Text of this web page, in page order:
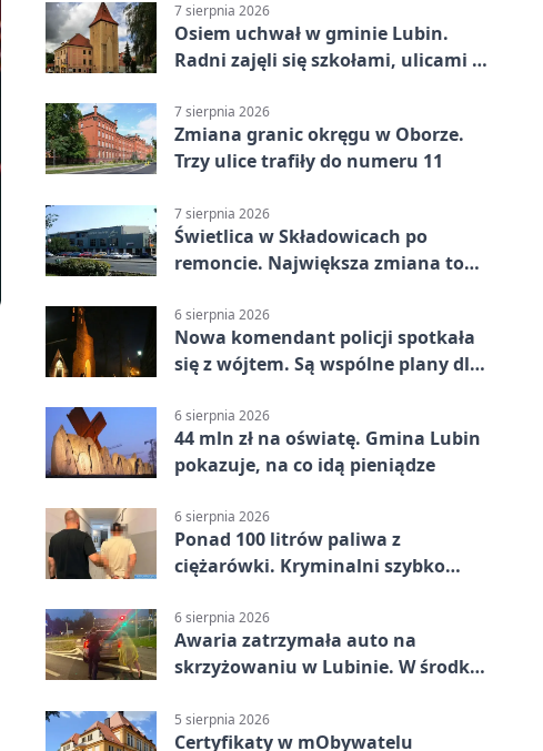
7 sierpnia 2026
Osiem uchwał w gminie Lubin.
Radni zajęli się szkołami, ulicami i
7 sierpnia 2026
Zmiana granic okręgu w Oborze.
Trzy ulice trafiły do numeru 11
7 sierpnia 2026
Świetlica w Składowicach po
remoncie. Największa zmiana to
6 sierpnia 2026
Nowa komendant policji spotkała
się z wójtem. Są wspólne plany dla
6 sierpnia 2026
44 mln zł na oświatę. Gmina Lubin
pokazuje, na co idą pieniądze
6 sierpnia 2026
Ponad 100 litrów paliwa z
ciężarówki. Kryminalni szybko
6 sierpnia 2026
Awaria zatrzymała auto na
skrzyżowaniu w Lubinie. W środku
5 sierpnia 2026
Certyfikaty w mObywatelu